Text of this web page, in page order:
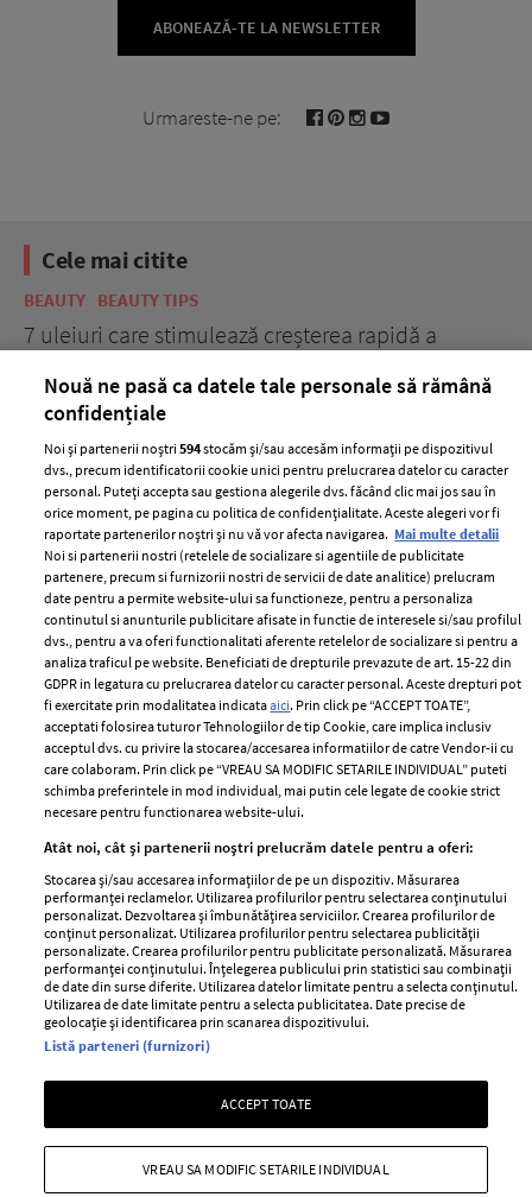
ABONEAZĂ-TE LA NEWSLETTER
Urmareste-ne pe:
Cele mai citite
BEAUTY BEAUTY TIPS
7 uleiuri care stimulează creșterea rapidă a
ELLE Style Awards
2024
Despre ELLE
Romania
Contact
Abonamente
Termeni si conditii
Politica de
confidențialitate
Politica de cookies
Publicitate
GSP
Unica
Baby
Retete
femei
Viva
Avantaje
Retete practice
Pariază responsabil! Decizia ONJN nr. 821/25.09.2025.
Jocurile de noroc sunt interzise minorilor.
Copyright © 2026 Ringier Romania SRL
Nouă ne pasă ca datele tale personale să rămână
confidențiale
Noi și partenerii noștri594stocăm și/sau accesăm informații pe dispozitivul
dvs., precum identificatorii cookie unici pentru prelucrarea datelor cu caracter
personal. Puteți accepta sau gestiona alegerile dvs. făcând clic mai jos sau în
orice moment, pe pagina cu politica de confidențialitate. Aceste alegeri vor fi
raportate partenerilor noștri și nu vă vor afecta navigarea. Mai multe detalii
Noi si partenerii nostri (retelele de socializare si agentiile de publicitate
partenere, precum si furnizorii nostri de servicii de date analitice) prelucram
date pentru a permite website-ului sa functioneze, pentru a personaliza
continutul si anunturile publicitare afisate in functie de interesele si/sau profilul
dvs., pentru a va oferi functionalitati aferente retelelor de socializare si pentru a
analiza traficul pe website. Beneficiati de drepturile prevazute de art. 15-22 din
GDPR in legatura cu prelucrarea datelor cu caracter personal. Aceste drepturi pot
fi exercitate prin modalitatea indicataaici. Prin click pe “ACCEPT TOATE”,
acceptati folosirea tuturor Tehnologiilor de tip Cookie, care implica inclusiv
acceptul dvs. cu privire la stocarea/accesarea informatiilor de catre Vendor-ii cu
care colaboram. Prin click pe “VREAU SA MODIFIC SETARILE INDIVIDUAL” puteti
schimba preferintele in mod individual, mai putin cele legate de cookie strict
necesare pentru functionarea website-ului.
Atât noi, cât și partenerii noștri prelucrăm datele pentru a oferi:
Stocarea și/sau accesarea informațiilor de pe un dispozitiv. Măsurarea
performanței reclamelor. Utilizarea profilurilor pentru selectarea conținutului
personalizat. Dezvoltarea și îmbunătățirea serviciilor. Crearea profilurilor de
conținut personalizat. Utilizarea profilurilor pentru selectarea publicității
personalizate. Crearea profilurilor pentru publicitate personalizată. Măsurarea
performanței conținutului. Înțelegerea publicului prin statistici sau combinații
de date din surse diferite. Utilizarea datelor limitate pentru a selecta conținutul.
Utilizarea de date limitate pentru a selecta publicitatea. Date precise de
geolocație și identificarea prin scanarea dispozitivului.
Listă parteneri (furnizori)
ACCEPT TOATE
VREAU SA MODIFIC SETARILE INDIVIDUAL